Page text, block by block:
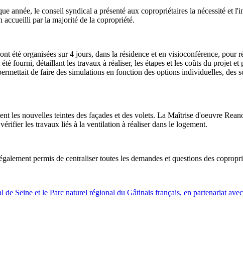
année, le conseil syndical a présenté aux copropriétaires la nécessité et
accueilli par la majorité de la copropriété.
ont été organisées sur 4 jours, dans la résidence et en visioconférence, pour
fourni, détaillant les travaux à réaliser, les étapes et les coûts du projet et
de faire des simulations en fonction des options individuelles, des
les nouvelles teintes des façades et des volets. La Maîtrise d'oeuvre
les travaux liés à la ventilation à réaliser dans le logement.
permis de centraliser toutes les demandes et questions des
Seine et le Parc naturel régional du Gâtinais français, en partenariat